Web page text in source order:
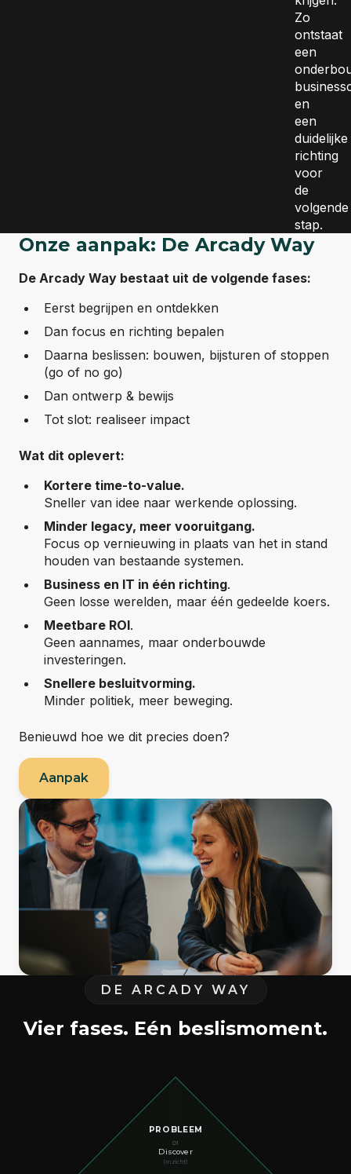
Zo
ontstaat
een
en
een
duidelijke
richting
voor
de
volgende
stap.
Onze aanpak: De Arcady Way
De Arcady Way bestaat uit de volgende fases:
Eerst begrijpen en ontdekken
Dan focus en richting bepalen
Daarna beslissen: bouwen, bijsturen of stoppen
(go of no go)
Dan ontwerp & bewijs
Tot slot: realiseer impact
Wat dit oplevert:
Kortere time-to-value.
Sneller van idee naar werkende oplossing.
Minder legacy, meer vooruitgang.
Focus op vernieuwing in plaats van het in stand
houden van bestaande systemen.
Business en IT in één richting.
Geen losse werelden, maar één gedeelde koers.
Meetbare ROI.
Geen aannames, maar onderbouwde
investeringen.
Snellere besluitvorming.
Minder politiek, meer beweging.
Benieuwd hoe we dit precies doen?
Aanpak
DE ARCADY WAY
Vier fases. Eén beslismoment.
PROBLEEM
01
Discover
(Inzicht)